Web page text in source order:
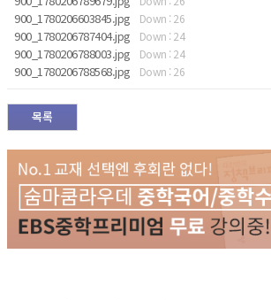
900_1780206603845.jpg Down : 26
900_1780206787404.jpg Down : 24
900_1780206788003.jpg Down : 24
900_1780206788568.jpg Down : 26
목록